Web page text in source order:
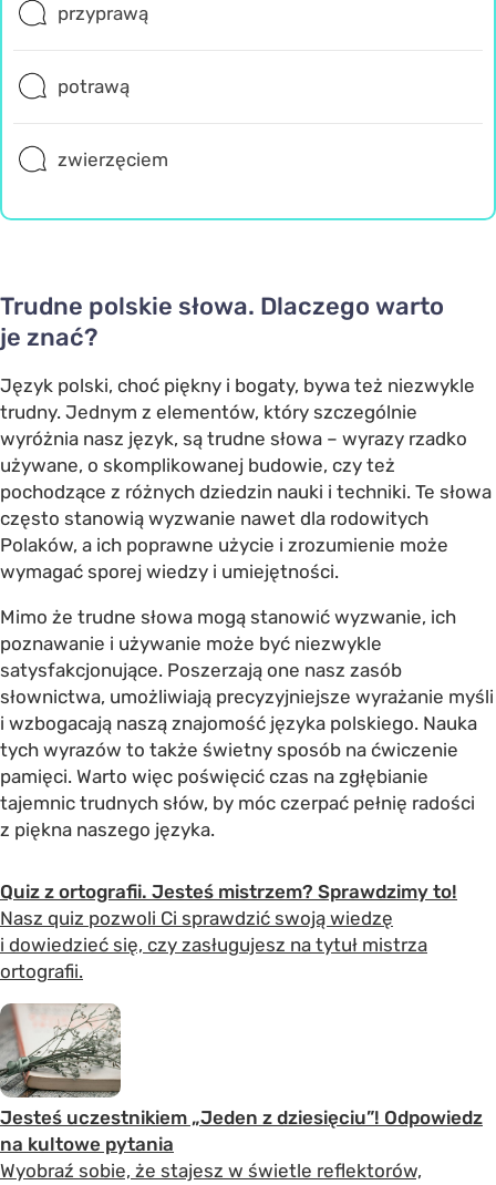
przyprawą
potrawą
zwierzęciem
Trudne polskie słowa. Dlaczego warto
je znać?
Język polski, choć piękny i bogaty, bywa też niezwykle
trudny. Jednym z elementów, który szczególnie
wyróżnia nasz język, są trudne słowa – wyrazy rzadko
używane, o skomplikowanej budowie, czy też
pochodzące z różnych dziedzin nauki i techniki. Te słowa
często stanowią wyzwanie nawet dla rodowitych
Polaków, a ich poprawne użycie i zrozumienie może
wymagać sporej wiedzy i umiejętności.
Mimo że trudne słowa mogą stanowić wyzwanie, ich
poznawanie i używanie może być niezwykle
satysfakcjonujące. Poszerzają one nasz zasób
słownictwa, umożliwiają precyzyjniejsze wyrażanie myśli
i wzbogacają naszą znajomość języka polskiego. Nauka
tych wyrazów to także świetny sposób na ćwiczenie
pamięci. Warto więc poświęcić czas na zgłębianie
tajemnic trudnych słów, by móc czerpać pełnię radości
z piękna naszego języka.
Quiz z ortografii. Jesteś mistrzem? Sprawdzimy to!
Nasz quiz pozwoli Ci sprawdzić swoją wiedzę
i dowiedzieć się, czy zasługujesz na tytuł mistrza
ortografii.
Jesteś uczestnikiem „Jeden z dziesięciu”! Odpowiedz
na kultowe pytania
Wyobraź sobie, że stajesz w świetle reflektorów,